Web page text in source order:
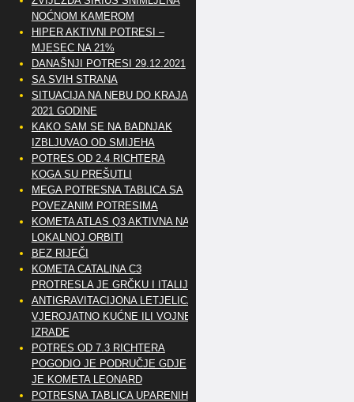
NOĆNOM KAMEROM
HIPER AKTIVNI POTRESI –
MJESEC NA 21%
DANAŠNJI POTRESI 29.12.2021
SA SVIH STRANA
SITUACIJA NA NEBU DO KRAJA
2021 GODINE
KAKO SAM SE NA BADNJAK
IZBLJUVAO OD SMIJEHA
POTRES OD 2.4 RICHTERA
KOGA SU PREŠUTLI
MEGA POTRESNA TABLICA SA
POVEZANIM POTRESIMA
KOMETA ATLAS Q3 AKTIVNA NA
LOKALNOJ ORBITI
BEZ RIJEČI
KOMETA CATALINA C3
PROTRESLA JE GRČKU I ITALIJU
ANTIGRAVITACIJONA LETJELICA
VJEROJATNO KUĆNE ILI VOJNE
IZRADE
POTRES OD 7.3 RICHTERA
POGODIO JE PODRUČJE GDJE
JE KOMETA LEONARD
POTRESNA TABLICA UPARENIH